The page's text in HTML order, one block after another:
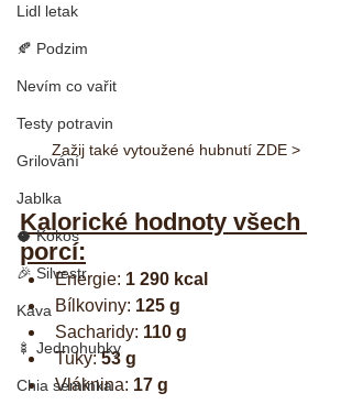
Lidl letak
🍂 Podzim
Nevím co vařit
Testy potravin
Grilování
Jablka
🥥 Kokos
🎉 Silvestr
Káva
🍢 Jednohubky
Chia semínka
Zažij také vytoužené hubnutí ZDE >
Kalorické hodnoty všech
porcí:
Energie: 1 290 kcal
Bílkoviny: 125 g
Sacharidy: 110 g
Tuky: 53 g
Vláknina: 17 g